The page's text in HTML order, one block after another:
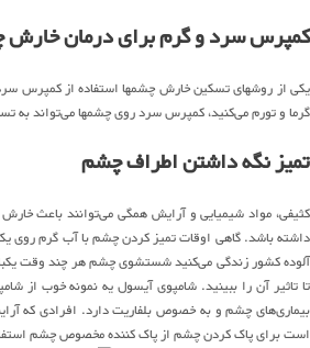
کمپرس سرد و گرم برای درمان
یکی از روشهای تسکین خارش چشمها استفاده از کمپرس
گرما و تورم می‌کنید، کمپرس سرد روی چشمها می‌تواند به
تمیز نگه داشتن اطراف چشم
کثیفی، مواد شیمیایی و آرایش همگی می‌توانند باعث
داشته باشد. گاهی اوقات تمیز کردن چشم با آب گرم روی
آلوده کشور زندگی می‌کنید شستشوی چشم هر چند وقت
تا تاثیر آن را ببینید. شامپوی آیسول یه نمونه خوب
بیماری‌های چشم و به خصوص بلفاریت دارد. افرادی که
است برای پاک کردن چشم از پاک کننده مخصوص چشم